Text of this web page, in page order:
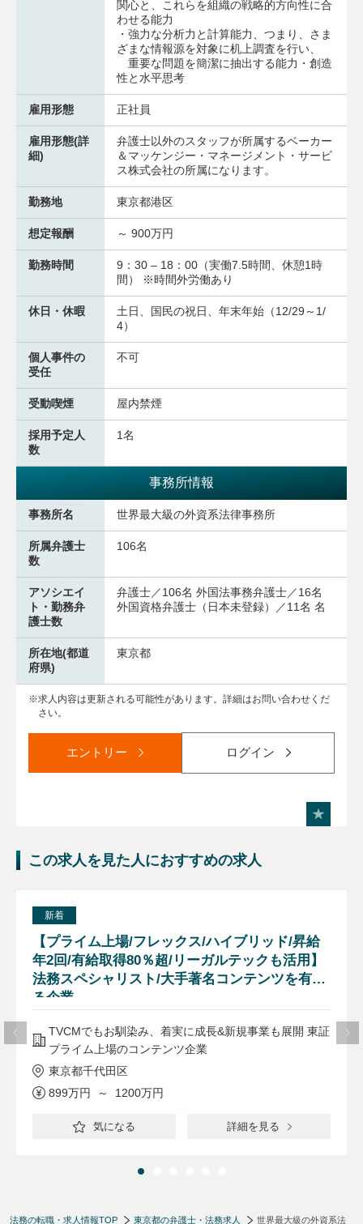
関心と、これらを組織の戦略的方向性に合
わせる能力
・強力な分析力と計算能力、つまり、さま
ざまな情報源を対象に机上調査を行い、
重要な問題を簡潔に抽出する能力・創造
性と水平思考
雇用形態 正社員
雇用形態(詳
細)
弁護士以外のスタッフが所属するベーカー
＆マッケンジー・マネージメント・サービ
ス株式会社の所属になります。
勤務地 東京都港区
想定報酬 ～ 900万円
勤務時間
9：30 – 18：00（実働7.5時間、休憩1時
間） ※時間外労働あり
休日・休暇
土日、国民の祝日、年末年始（12/29～1/
4）
個人事件の
受任
不可
受動喫煙 屋内禁煙
採用予定人
数
1名
事務所情報
事務所名 世界最大級の外資系法律事務所
所属弁護士
数
106名
アソシエイ
ト・勤務弁
護士数
弁護士／106名 外国法事務弁護士／16名
外国資格弁護士（日本未登録）／11名 名
所在地(都道
府県)
東京都
求人内容は更新される可能性があります。詳細はお問い合わせくだ
さい。
エントリー ログイン
この求人を見た人におすすめの求人
新着
【プライム上場/フレックス/ハイブリッド/昇給
年2回/有給取得80％超/リーガルテックも活用】
法務スペシャリスト/大手著名コンテンツを有す
る企業
TVCMでもお馴染み、着実に成長&新規事業も展開 東証
プライム上場のコンテンツ企業
東京都千代田区
899万円 ～ 1200万円
気になる 詳細を見る
法務の転職・求人情報TOP 東京都の弁護士・法務求人
世界最大級の外資系法